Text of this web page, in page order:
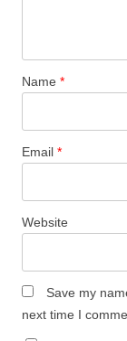
Name *
Email *
Website
Save my
next time I